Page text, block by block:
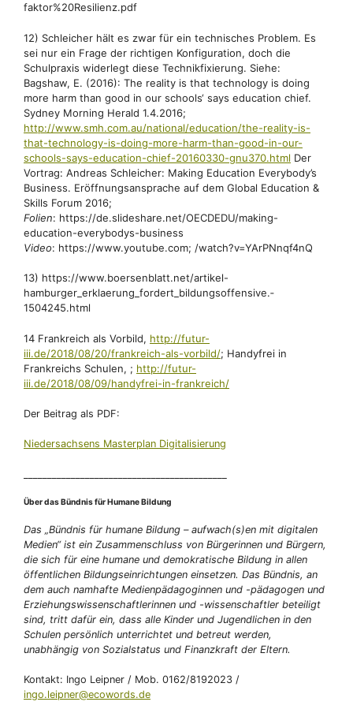
faktor%20Resilienz.pdf
12) Schleicher hält es zwar für ein technisches Problem. Es
sei nur ein Frage der richtigen Konfiguration, doch die
Schulpraxis widerlegt diese Technikfixierung. Siehe:
Bagshaw, E. (2016): The reality is that technology is doing
more harm than good in our schools‘ says education chief.
Sydney Morning Herald 1.4.2016;
http://www.smh.com.au/national/education/the-reality-is-
that-technology-is-doing-more-harm-than-good-in-our-
schools-says-education-chief-20160330-gnu370.html Der
Vortrag: Andreas Schleicher: Making Education Everybody’s
Business. Eröffnungsansprache auf dem Global Education &
Skills Forum 2016;
Folien: https://de.slideshare.net/OECDEDU/making-
education-everybodys-business
Video: https://www.youtube.com; /watch?v=YArPNnqf4nQ
13) https://www.boersenblatt.net/artikel-
hamburger_erklaerung_fordert_bildungsoffensive.­
1504245.html
14 Frankreich als Vorbild, http://futur-
iii.de/2018/08/20/frankreich-als-vorbild/; Handyfrei in
Frankreichs Schulen, ; http://futur-
iii.de/2018/08/09/handyfrei-in-frankreich/
Der Beitrag als PDF:
Niedersachsens Masterplan Digitalisierung
Über das Bündnis für Humane Bildung
Das „Bündnis für humane Bildung – aufwach(s)en mit digitalen
Medien“ ist ein Zusammenschluss von Bürgerinnen und Bürgern,
die sich für eine humane und demokratische Bildung in allen
öffentlichen Bildungseinrichtungen einsetzen. Das Bündnis, an
dem auch namhafte Medienpädagoginnen und -pädagogen und
Erziehungswissenschaftlerinnen und -wissenschaftler beteiligt
sind, tritt dafür ein, dass alle Kinder und Jugendlichen in den
Schulen persönlich unterrichtet und betreut werden,
unabhängig von Sozialstatus und Finanzkraft der Eltern.
Kontakt: Ingo Leipner / Mob. 0162/8192023 /
ingo.leipner@ecowords.de